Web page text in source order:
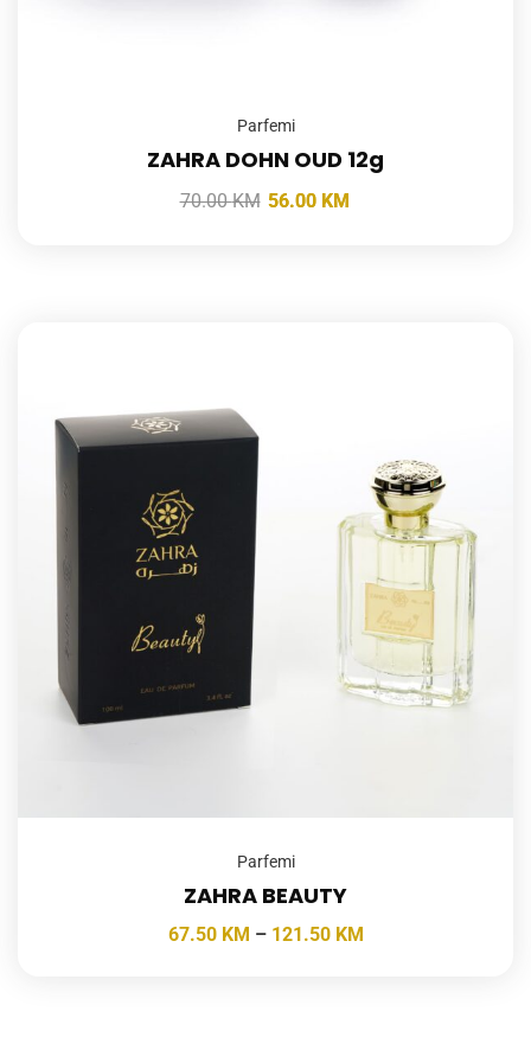
Parfemi
ZAHRA DOHN OUD 12g
70.00KM 56.00 KM
Parfemi
ZAHRA BEAUTY
67.50 KM – 121.50 KM